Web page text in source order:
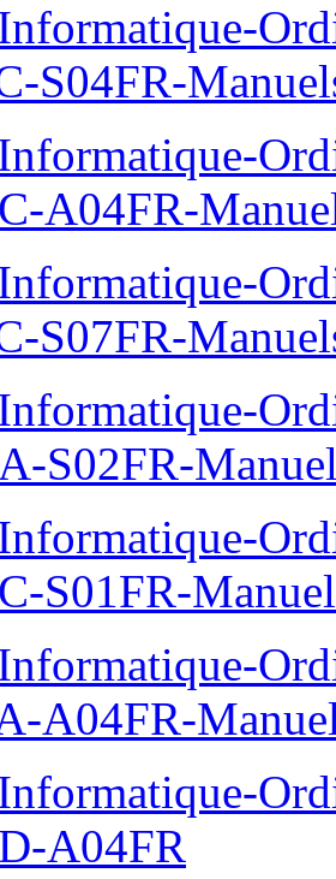
S04FR-
A04FR-
S07FR-
S02FR-
S01FR-
A04FR-
A04FR